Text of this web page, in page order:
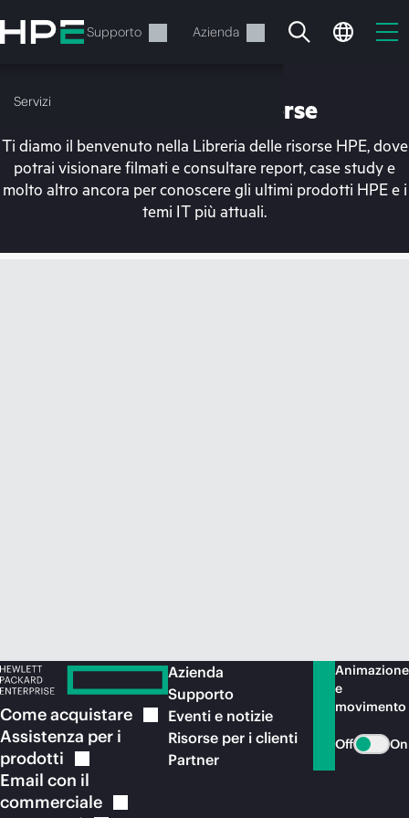
al
contenuto
Servizi Supporto Azienda
Servizi
Il carrello è attualmente
Libreria delle risorse
Ti diamo il benvenuto nella Libreria delle risorse HPE, dove
potrai visionare filmati e consultare report, case study e
molto altro ancora per conoscere gli ultimi prodotti HPE e i
temi IT più attuali.
Comeacquistare
Assistenza per i
prodotti
Email con il
commerciale
Azienda
Supporto
Eventi e notizie
Risorse per i clienti
Partner
Animazione
e
movimento
Off On